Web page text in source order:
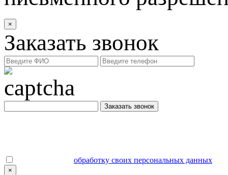
×
Заказать звонок
Заказать звонок
обработку своих персональных данных
×